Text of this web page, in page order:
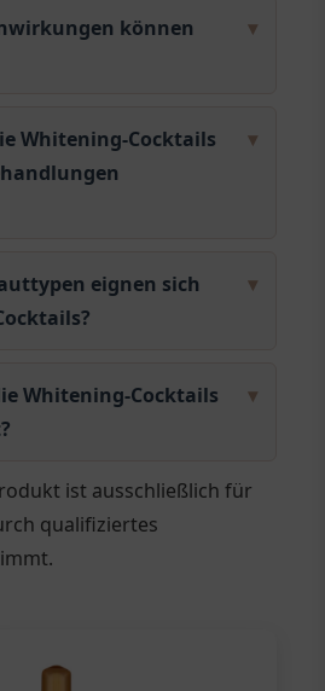
▾
können
▾
Whitening-Cocktails
▾
eignen sich
▾
Whitening-Cocktails
ist ausschließlich für
qualifiziertes